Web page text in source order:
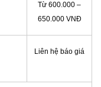
Từ 600.000 –
650.000 VNĐ
Liên hệ báo giá